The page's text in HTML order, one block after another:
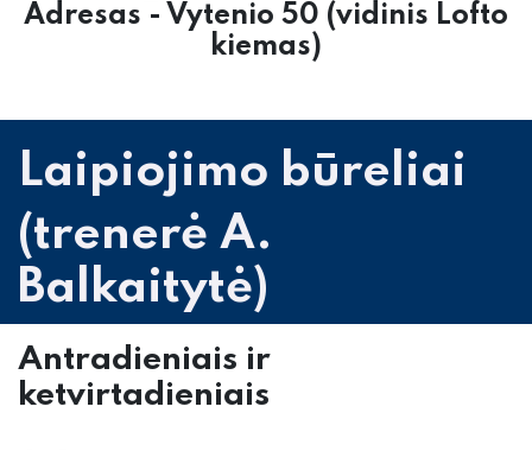
Adresas - Vytenio 50 (vidinis Lofto
kiemas)
Laipiojimo būreliai
(trenerė A.
Balkaitytė)
Antradieniais ir
ketvirtadieniais